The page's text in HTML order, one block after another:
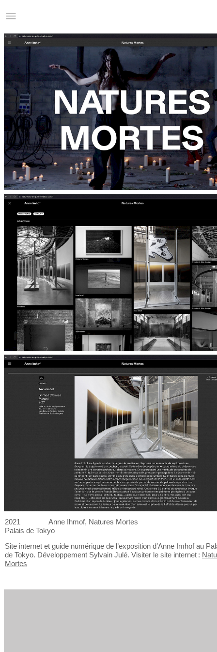
2021
Anne Ihmof, Natures Mortes
Palais de Tokyo
Site internet et guide numérique de l’exposition d’Anne Imhof au
de Tokyo. Développement Sylvain Julé. Visiter le site internet :
Mortes